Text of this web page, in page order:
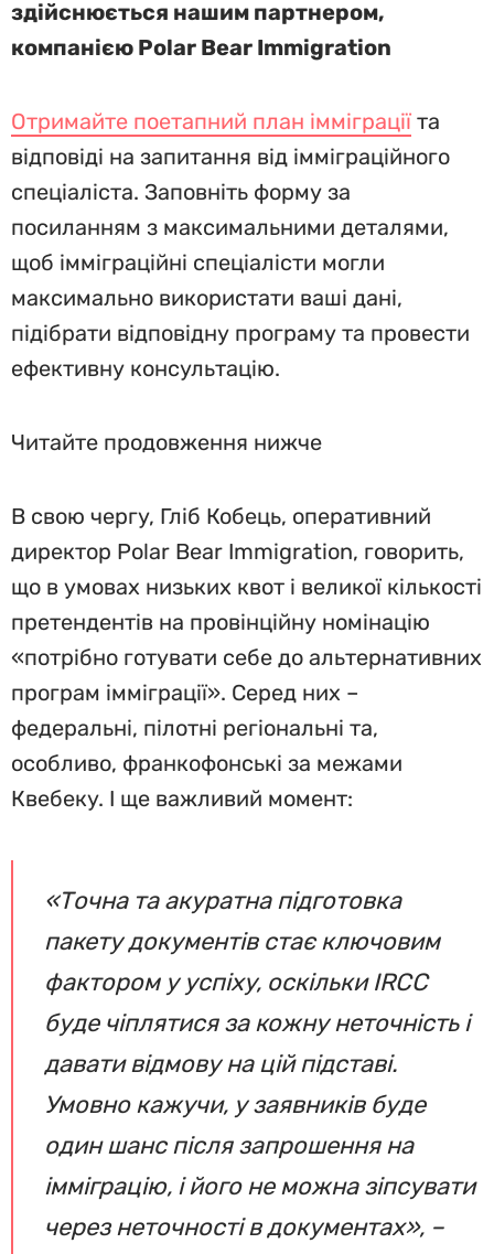
здійснюється нашим партнером,
компанією Polar Bear Immigration
Отримайте поетапний план імміграції та
відповіді на запитання від імміграційного
спеціаліста. Заповніть форму за
посиланням з максимальними деталями,
щоб імміграційні спеціалісти могли
максимально використати ваші дані,
підібрати відповідну програму та провести
ефективну консультацію.
Читайте продовження нижче
В свою чергу, Гліб Кобець, оперативний
директор Polar Bear Immigration, говорить,
що в умовах низьких квот і великої кількості
претендентів на провінційну номінацію
«потрібно готувати себе до альтернативних
програм імміграції». Серед них –
федеральні, пілотні регіональні та,
особливо, франкофонські за межами
Квебеку. І ще важливий момент:
«Точна та акуратна підготовка
пакету документів стає ключовим
фактором у успіху, оскільки IRCC
буде чіплятися за кожну неточність і
давати відмову на цій підставі.
Умовно кажучи, у заявників буде
один шанс після запрошення на
імміграцію, і його не можна зіпсувати
через неточності в документах», –